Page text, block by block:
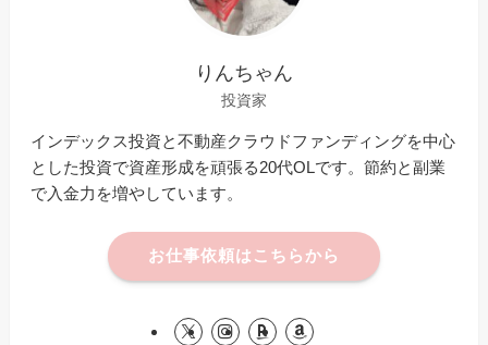
りんちゃん
投資家
インデックス投資と不動産クラウドファンディングを中心
とした投資で資産形成を頑張る20代OLです。節約と副業
で入金力を増やしています。
お仕事依頼はこちらから